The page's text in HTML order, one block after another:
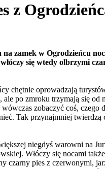
z
zamek w Ogrodzieńcu
się wtedy olbrzymi
chętnie oprowadzają
po zmroku trzymają się od
zobaczyć coś, czego
Tak przynajmniej twierdzą
niegdyś warowni na
Włóczy się nocami
czarny pies z czerwonymi,